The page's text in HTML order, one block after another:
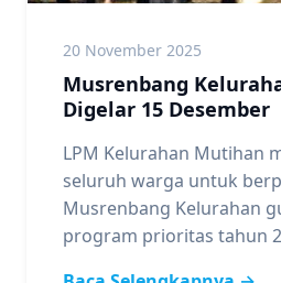
20 November 2025
Musrenbang
Digelar 15 Desember
LPM Kelurahan Mutihan
seluruh warga untuk
Musrenbang Kelurahan
program prioritas tahun